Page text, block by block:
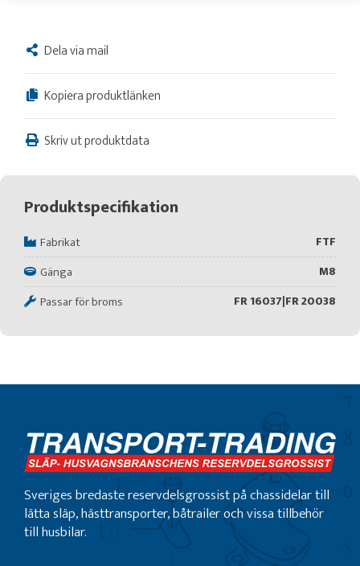
Dela via mail
Kopiera produktlänken
Skriv ut produktdata
Produktspecifikation
Fabrikat
FTF
Gänga
M8
Passar för broms
FR 16037|FR 20038
Sveriges bredaste reservdelsgrossist på chassidelar till
lätta släp, hästtransporter, båtrailer och vissa tillbehör
till husbilar.